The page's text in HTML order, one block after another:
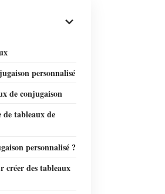
personnalisé
de conjugaison
de tableaux de
personnalisé ?
créer des tableaux